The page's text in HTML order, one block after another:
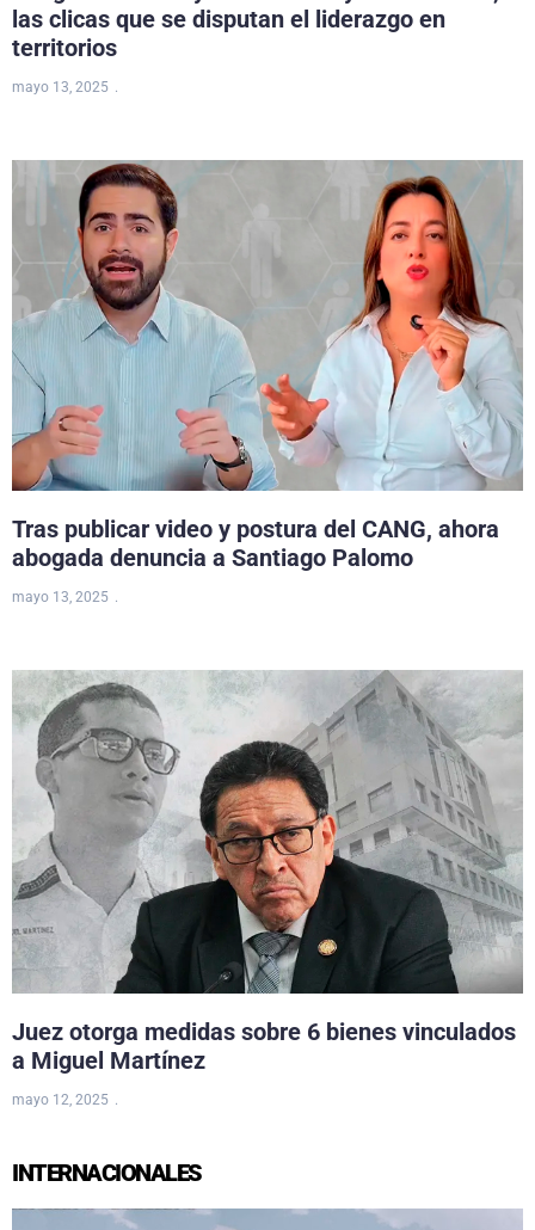
las clicas que se disputan el liderazgo en
territorios
mayo 13, 2025
Tras publicar video y postura del CANG, ahora
abogada denuncia a Santiago Palomo
mayo 13, 2025
Juez otorga medidas sobre 6 bienes vinculados
a Miguel Martínez
mayo 12, 2025
INTERNACIONALES